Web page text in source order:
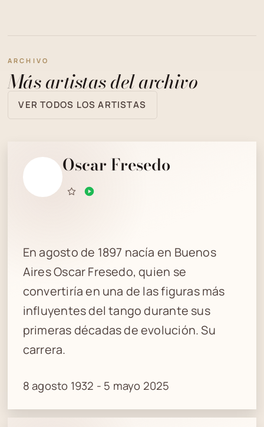
ARCHIVO
Más artistas del archivo
VER TODOS LOS ARTISTAS
Oscar Fresedo
En agosto de 1897 nacía en Buenos
Aires Oscar Fresedo, quien se
convertiría en una de las figuras más
influyentes del tango durante sus
primeras décadas de evolución. Su
carrera.
8 agosto 1932 - 5 mayo 2025